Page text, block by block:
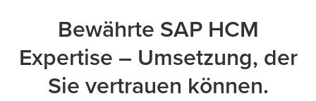
Bewährte SAP HCM
Expertise – Umsetzung, der
Sie vertrauen können.